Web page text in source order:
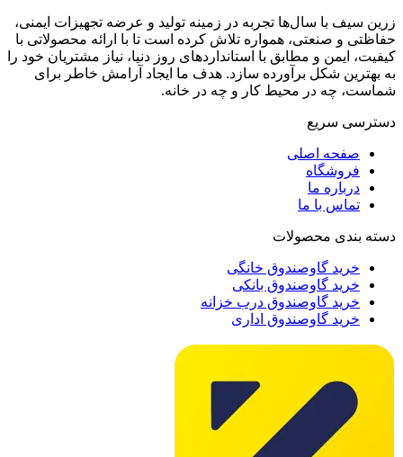
زرین سیف با سال‌ها تجربه در زمینه تولید و عرضه تجهیزات ایمنی،
حفاظتی و صنعتی، همواره تلاش کرده است تا با ارائه محصولاتی با
کیفیت، ایمن و مطابق با استانداردهای روز دنیا، نیاز مشتریان خود را
به بهترین شکل برآورده سازد. هدف ما ایجاد آرامش خاطر برای
شماست، چه در محیط کار و چه در خانه.
دسترسی سریع
صفحه اصلی
فروشگاه
درباره ما
تماس با ما
دسته بندی محصولات
خرید گاوصندوق خانگی
خرید گاوصندوق بانکی
خرید گاوصندوق درب خزانه
خرید گاوصندوق اداری